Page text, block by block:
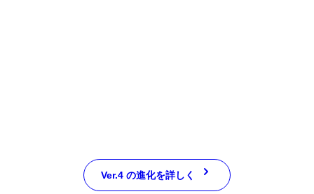
Ver.4 の進化を詳しく